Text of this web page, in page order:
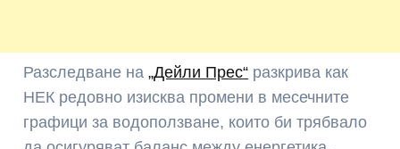
Разследване на„Дейли Прес“ разкрива как
НЕК редовно изисква промени в месечните
графици за водоползване, които би трябвало